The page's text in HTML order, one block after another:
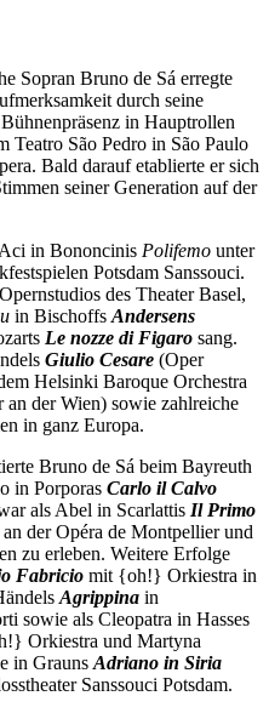
Sopran Bruno de Sá erregte
durch seine
in Hauptrollen
Teatro São Pedro in São Paulo
Bald darauf etablierte er sich
seiner Generation auf der
in Bononcinis Polifemo unter
Potsdam Sanssouci.
des Theater Basel,
in Bischoffs Andersens
Le nozze di Figaro sang.
Giulio Cesare (Oper
Helsinki Baroque Orchestra
der Wien) sowie zahlreiche
in ganz Europa.
Bruno de Sá beim Bayreuth
in Porporas Carlo il Calvo
als Abel in Scarlattis Il Primo
der Opéra de Montpellier und
zu erleben. Weitere Erfolge
Fabricio mit {oh!} Orkiestra in
Agrippina in
sowie als Cleopatra in Hasses
Orkiestra und Martyna
in Grauns Adriano in Siria
Sanssouci Potsdam.